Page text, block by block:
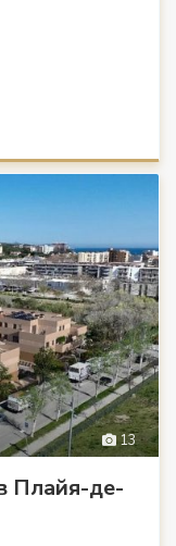
13
Плайя-де-